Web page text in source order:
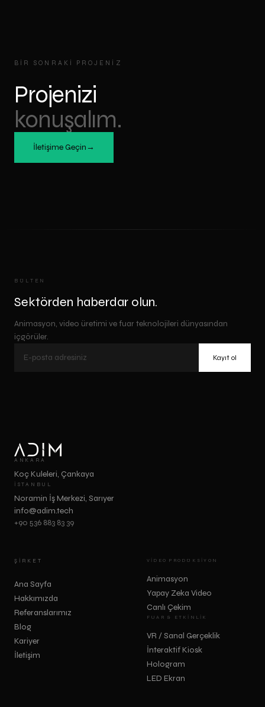
BIR SONRAKI PROJENIZ
Projenizi
konuşalım.
İletişime Geçin→
BÜLTEN
Sektörden haberdar olun.
Animasyon, video üretimi ve fuar teknolojileri dünyasından
içgörüler.
Kayıt ol
ANKARA
Koç Kuleleri, Çankaya
İSTANBUL
Noramin İş Merkezi, Sarıyer
info@adim.tech
+90 536 883 83 39
ŞIRKET
Ana Sayfa
Hakkımızda
Referanslarımız
Blog
Kariyer
İletişim
VIDEO PRODÜKSIYON
Animasyon
Yapay Zeka Video
Canlı Çekim
FUAR & ETKINLIK
VR / Sanal Gerçeklik
İnteraktif Kiosk
Hologram
LED Ekran